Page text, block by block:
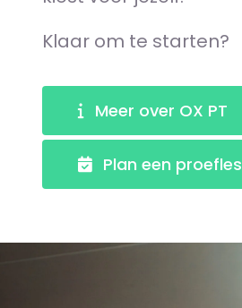
Klaar om te starten?
Meer over OX PT
Plan een proefles